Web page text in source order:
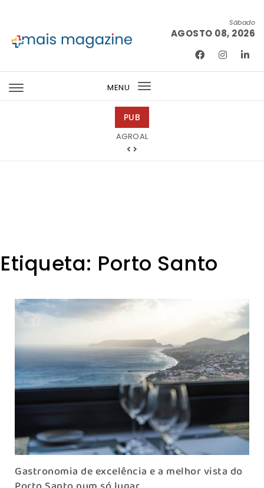
Sábado
AGOSTO 08, 2026
MENU
Toggle
PUB
Tintas 2000
Etiqueta: Porto Santo
Gastronomia de excelência e a melhor vista do